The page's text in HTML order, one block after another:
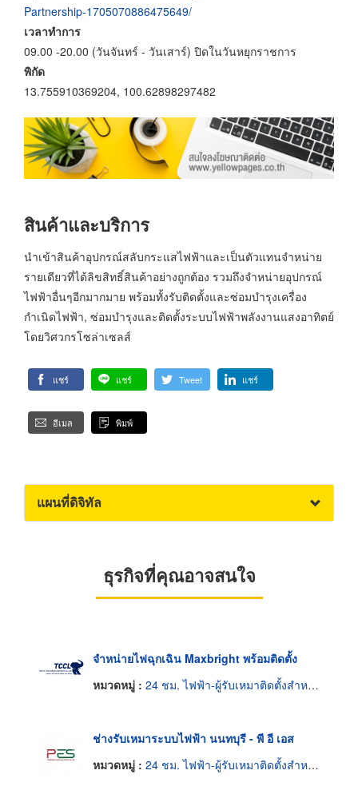
Partnership-1705070886475649/
เวลาทำการ
09.00 -20.00 (วันจันทร์ - วันเสาร์) ปิดในวันหยุกราชการ
พิกัด
13.755910369204, 100.62898297482
สินค้าและบริการ
นำเข้าสินค้าอุปกรณ์สลับกระแสไฟฟ้าและเป็นตัวแทนจำหน่าย
รายเดียวที่ได้ลิขสิทธิ์สินค้าอย่างถูกต้อง รวมถึงจำหน่ายอุปกรณ์
ไฟฟ้าอื่นๆอีกมากมาย พร้อมทั้งรับติดตั้งและซ่อมบำรุงเครื่อง
กำเนิดไฟฟ้า, ซ่อมบำรุงและติดตั้งระบบไฟฟ้าพลังงานแสงอาทิตย์
โดยวิศวกรโซล่าเซลส์
แชร์ แชร์ Tweet แชร์
อีเมล พิมพ์
แผนที่ดิจิทัล
ธุรกิจที่คุณอาจสนใจ
จำหน่ายไฟฉุกเฉิน Maxbright พร้อมติดตั้ง
หมวดหมู่ : 24 ชม. ไฟฟ้า-ผู้รับเหมาติดตั้งสำหรับบ้านและโรงงาน
ช่างรับเหมาระบบไฟฟ้า นนทบุรี - พี อี เอส
หมวดหมู่ : 24 ชม. ไฟฟ้า-ผู้รับเหมาติดตั้งสำหรับบ้านและโรงงาน